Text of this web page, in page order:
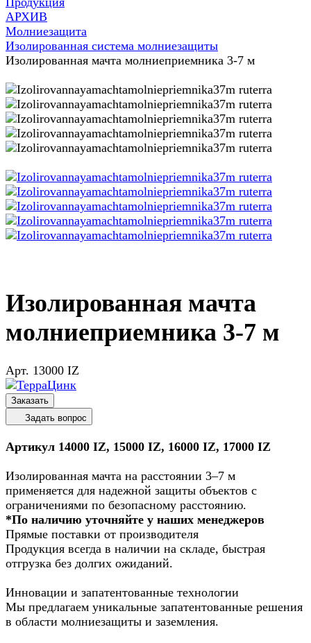
АРХИВ
Молниезащита
Изолированная система молниезащиты
Изолированная мачта молниеприемника 3-7 м
Изолированная мачта
молниеприемника 3-7 м
Арт. 13000 IZ
Заказать
Задать вопрос
Артикул 14000 IZ, 15000 IZ, 16000 IZ, 17000 IZ
Изолированная мачта на расстоянии 3–7 м
применяется для надежной защиты объектов с
ограничениями по безопасному расстоянию.
*По наличию уточняйте у наших менеджеров
Прямые поставки от производителя
Продукция всегда в наличии на складе, быстрая
отгрузка без долгих ожиданий.
Инновации и запатентованные технологии
Мы предлагаем уникальные запатентованные решения
в области молниезащиты и заземления.